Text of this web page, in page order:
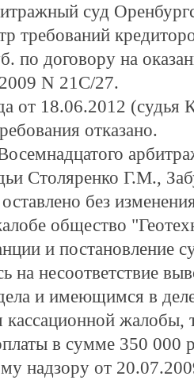
суд
требований
по договору на
N 21С/27.
от 18.06.2012 (судья
отказано.
Столяренко Г.М.,
без
общество
и постановление
на несоответствие
и имеющимся в
жалобы,
в сумме 350 000
надзору от